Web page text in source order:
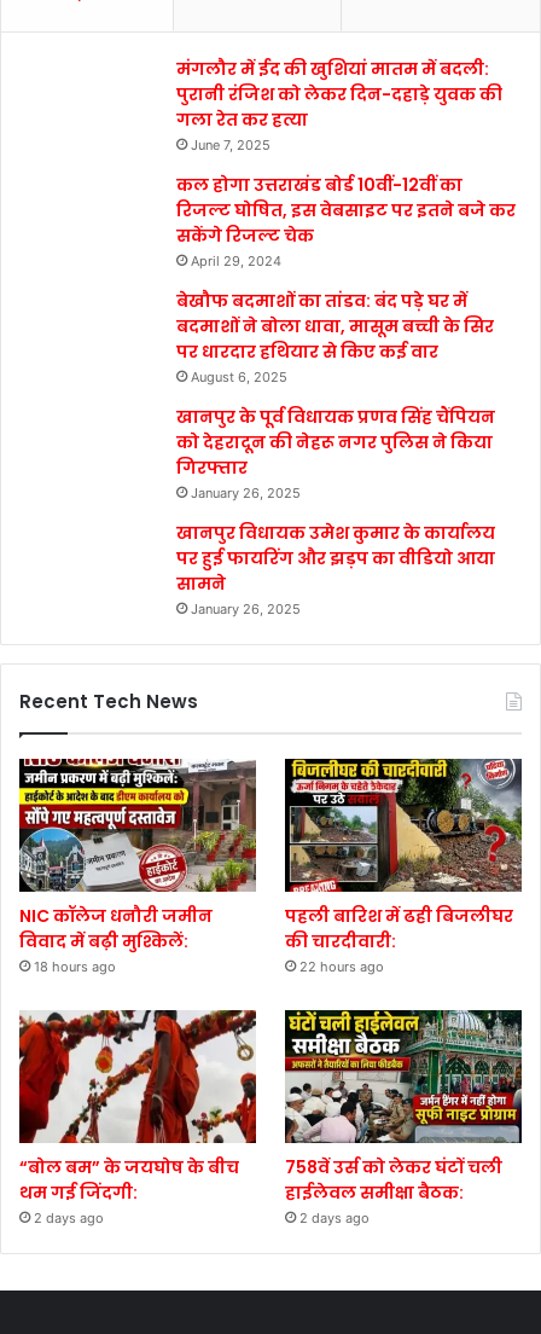
मंगलौर में ईद की खुशियां मातम में बदली:
पुरानी रंजिश को लेकर दिन-दहाड़े युवक की
गला रेत कर हत्या
June 7, 2025
कल होगा उत्तराखंड बोर्ड 10वीं-12वीं का
रिजल्ट घोषित, इस वेबसाइट पर इतने बजे कर
सकेंगे रिजल्ट चेक
April 29, 2024
बेखौफ बदमाशों का तांडव: बंद पड़े घर में
बदमाशों ने बोला धावा, मासूम बच्ची के सिर
पर धारदार हथियार से किए कई वार
August 6, 2025
खानपुर के पूर्व विधायक प्रणव सिंह चैंपियन
को देहरादून की नेहरू नगर पुलिस ने किया
गिरफ्तार
January 26, 2025
खानपुर विधायक उमेश कुमार के कार्यालय
पर हुई फायरिंग और झड़प का वीडियो आया
सामने
January 26, 2025
Recent Tech News
NIC कॉलेज धनौरी जमीन
विवाद में बढ़ी मुश्किलें:
18 hours ago
पहली बारिश में ढही बिजलीघर
की चारदीवारी:
22 hours ago
“बोल बम” के जयघोष के बीच
थम गई जिंदगी:
2 days ago
758वें उर्स को लेकर घंटों चली
हाईलेवल समीक्षा बैठक:
2 days ago